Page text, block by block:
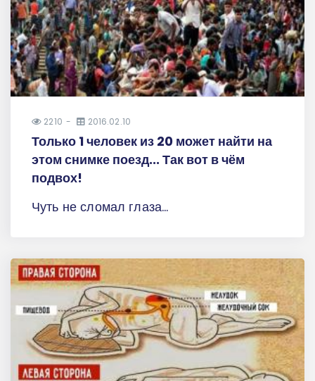
2210 2016.02.10
Только 1 человек из 20 может найти на
этом снимке поезд... Так вот в чём
подвох!
Чуть не сломал глаза...